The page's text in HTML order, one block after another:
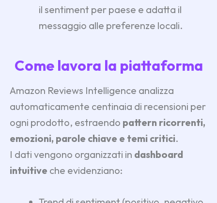
il sentiment per paese e adatta il
messaggio alle preferenze locali.
Come lavora la piattaforma
Amazon Reviews Intelligence analizza
automaticamente centinaia di recensioni per
ogni prodotto, estraendo pattern ricorrenti,
emozioni, parole chiave e temi critici.
I dati vengono organizzati in dashboard
intuitive che evidenziano: